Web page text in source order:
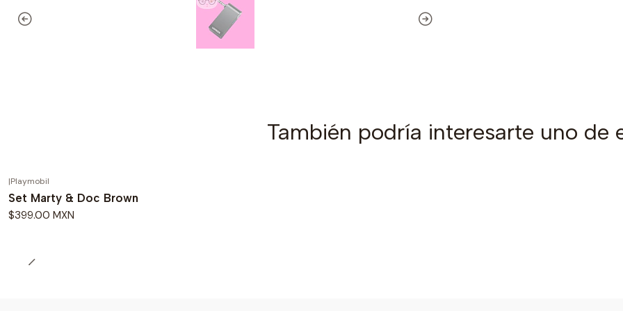
También podría interesarte uno de
|Playmobil
Set Marty & Doc Brown
$399.00 MXN